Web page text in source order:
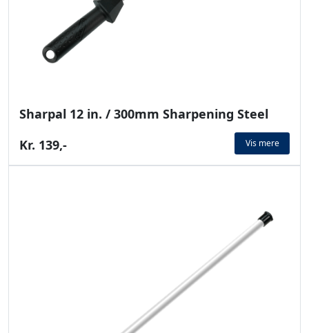
Sharpal 12 in. / 300mm Sharpening Steel
Kr. 139,-
Vis mere